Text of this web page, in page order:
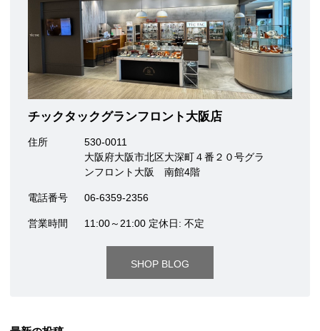
チックタックグランフロント大阪店
住所
530-0011
大阪府大阪市北区大深町４番２０号グラ
ンフロント大阪 南館4階
電話番号 06-6359-2356
営業時間 11:00～21:00 定休日: 不定
SHOP BLOG